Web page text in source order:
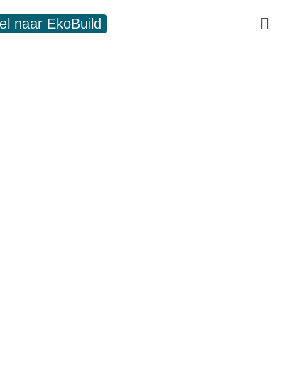
naar EkoBuild